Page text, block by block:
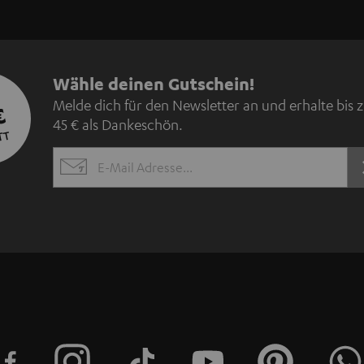
N
e
w
s
e
Wähle deinen Gutschein!
Melde dich für den Newsletter an und erhalte bis
45 € als Dankeschön.
EMAIL